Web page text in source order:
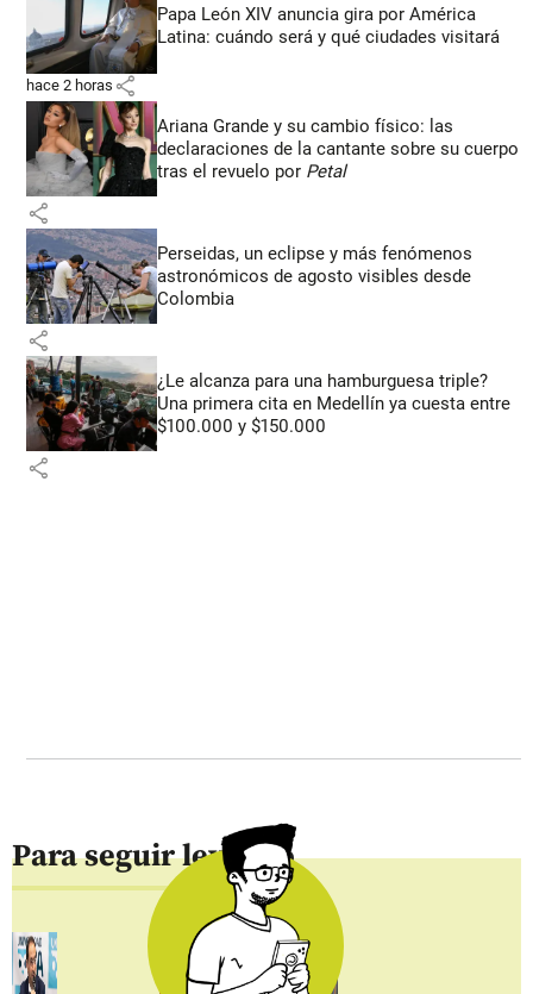
Papa León XIV anuncia gira por América
Latina: cuándo será y qué ciudades visitará
hace 2 horas share
Ariana Grande y su cambio físico: las
declaraciones de la cantante sobre su cuerpo
tras el revuelo por Petal
share
Perseidas, un eclipse y más fenómenos
astronómicos de agosto visibles desde
Colombia
share
¿Le alcanza para una hamburguesa triple?
Una primera cita en Medellín ya cuesta entre
$100.000 y $150.000
share
Para seguir leyendo